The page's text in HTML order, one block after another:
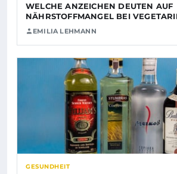
WELCHE ANZEICHEN DEUTEN AUF
NÄHRSTOFFMANGEL BEI
EMILIA LEHMANN
GESUNDHEIT